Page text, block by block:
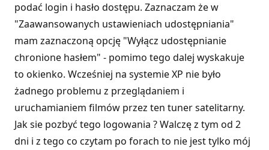
podać login i hasło dostępu. Zaznaczam że w
"Zaawansowanych ustawieniach udostępniania"
mam zaznaczoną opcję "Wyłącz udostępnianie
chronione hasłem" - pomimo tego dalej wyskakuje
to okienko. Wcześniej na systemie XP nie było
żadnego problemu z przeglądaniem i
uruchamianiem filmów przez ten tuner satelitarny.
Jak sie pozbyć tego logowania ? Walczę z tym od 2
dni i z tego co czytam po forach to nie jest tylko mój